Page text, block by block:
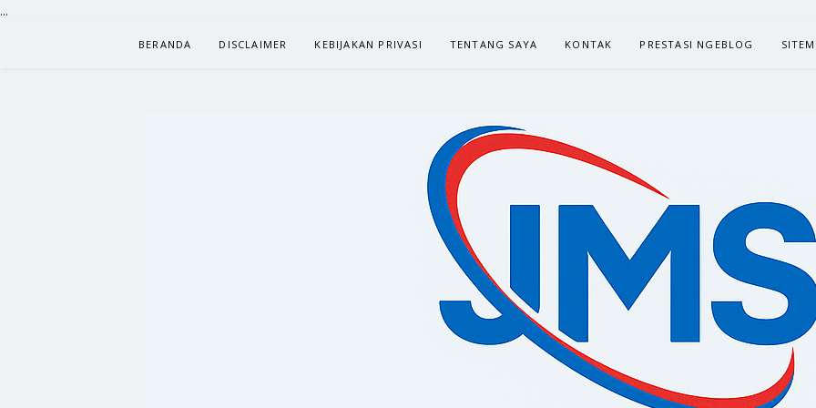
...
BERANDA DISCLAIMER KEBIJAKAN PRIVASI TENTANG SAYA KONTAK PRESTASI NGEBLOG